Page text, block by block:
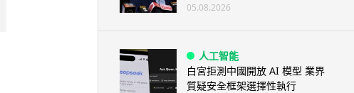
05.08.2026
人工智能
白宮拒測中國開放 AI 模型 業界
質疑安全框架選擇性執行